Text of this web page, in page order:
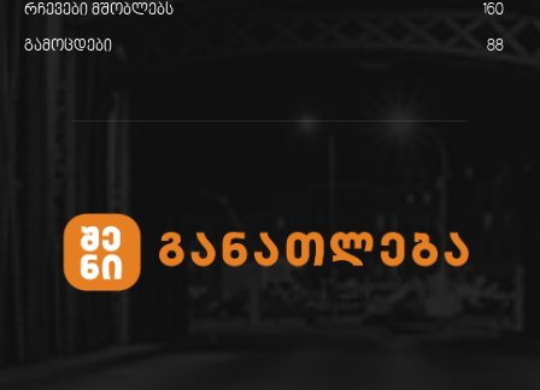
რჩევები მშობლებს 160
გამოცდები 88